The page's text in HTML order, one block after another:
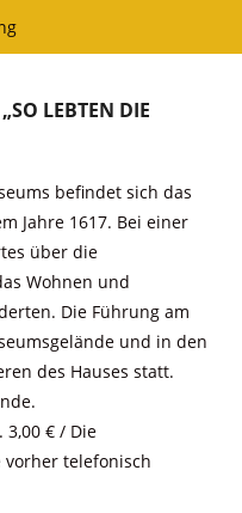
LEBTEN DIE
befindet sich das
Jahre 1617. Bei einer
über die
Wohnen und
Die Führung am
und in den
des Hauses statt.
3,00 € / Die
telefonisch